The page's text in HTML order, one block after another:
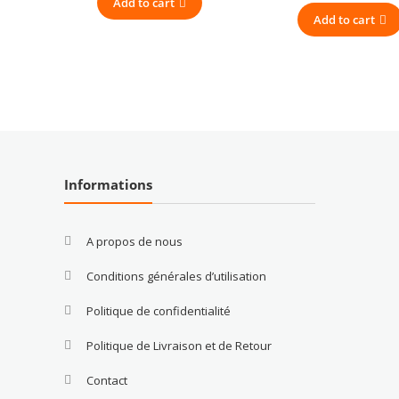
Add to cart
Informations
A propos de nous
Conditions générales d’utilisation
Politique de confidentialité
Politique de Livraison et de Retour
Contact